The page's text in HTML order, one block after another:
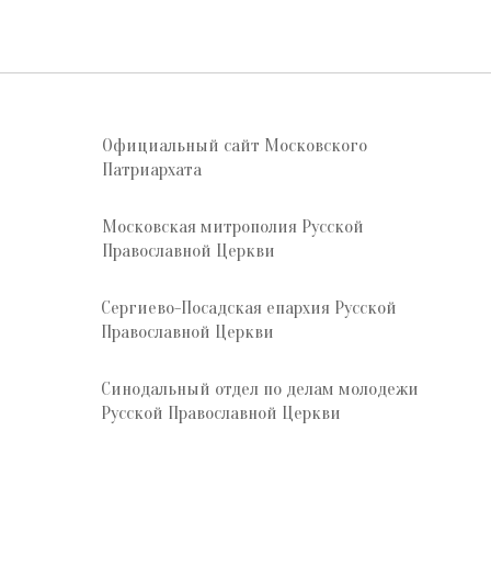
Официальный сайт Московского
Патриархата
Московская митрополия Русской
Православной Церкви
Сергиево-Посадская епархия Русской
Православной Церкви
Синодальный отдел по делам молодежи
Русской Православной Церкви